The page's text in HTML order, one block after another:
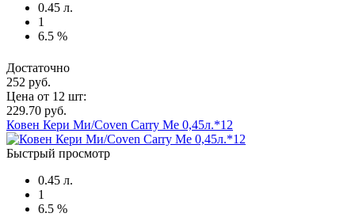
0.45 л.
1
6.5 %
Достаточно
252 руб.
Цена от 12 шт:
229.70 руб.
Ковен Кери Ми/Coven Carry Me 0,45л.*12
Быстрый просмотр
0.45 л.
1
6.5 %